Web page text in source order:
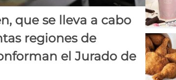
que se lleva a cabo
regiones de
el Jurado de